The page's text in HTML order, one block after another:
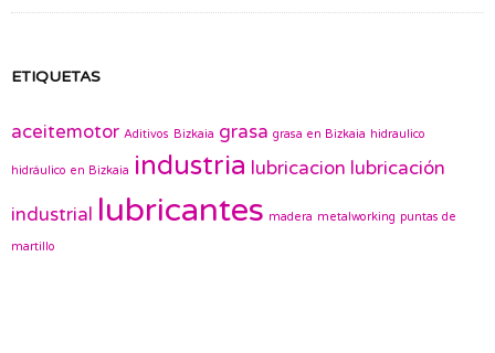
ETIQUETAS
aceitemotor Aditivos Bizkaia grasa grasa en Bizkaia hidraulico
hidráulico en Bizkaia industria lubricacion lubricación
industrial lubricantes madera metalworking puntas de
martillo